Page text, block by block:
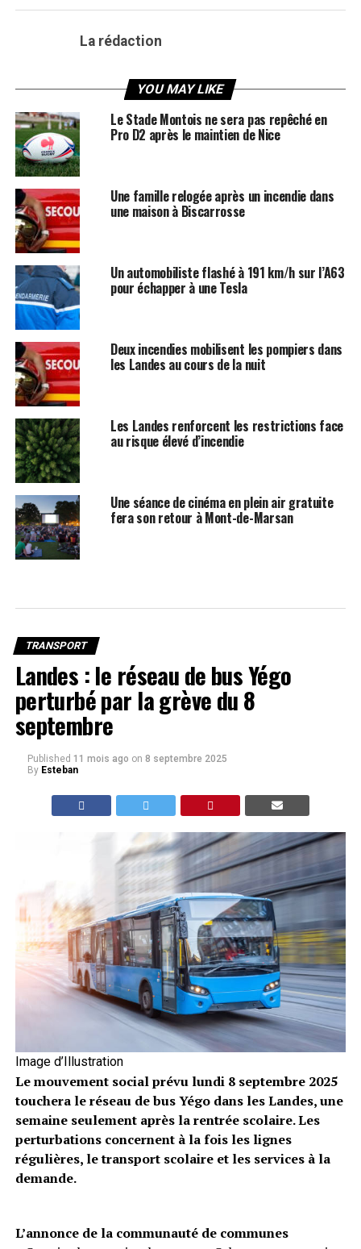
La rédaction
YOU MAY LIKE
Le Stade Montois ne sera pas repêché en
Pro D2 après le maintien de Nice
Une famille relogée après un incendie dans
une maison à Biscarrosse
Un automobiliste flashé à 191 km/h sur l’A63
pour échapper à une Tesla
Deux incendies mobilisent les pompiers dans
les Landes au cours de la nuit
Les Landes renforcent les restrictions face
au risque élevé d’incendie
Une séance de cinéma en plein air gratuite
fera son retour à Mont-de-Marsan
TRANSPORT
Landes : le réseau de bus Yégo
perturbé par la grève du 8
septembre
Published 11 mois ago on 8 septembre 2025
By Esteban
Image d’Illustration
Le mouvement social prévu lundi 8 septembre 2025
touchera le réseau de bus Yégo dans les Landes, une
semaine seulement après la rentrée scolaire. Les
perturbations concernent à la fois les lignes
régulières, le transport scolaire et les services à la
demande.
L’annonce de la communauté de communes